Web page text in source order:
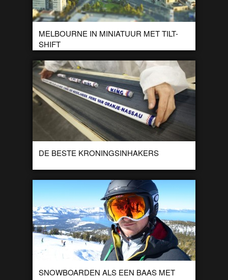
MELBOURNE IN MINIATUUR MET TILT-
SHIFT
Het is Nathan Kaso weer gelukt om een prachtig filmpje te
monteren in tilt-shift, dit keer van Melbourne. Het tilt-shift
effect blijft leuk […]
DE BESTE KRONINGSINHAKERS
Het onderwerp van gesprek natuurlijk op dit moment, de
troonswisseling. Heel het land is in rep en roer want morgen
SNOWBOARDEN ALS EEN BAAS MET